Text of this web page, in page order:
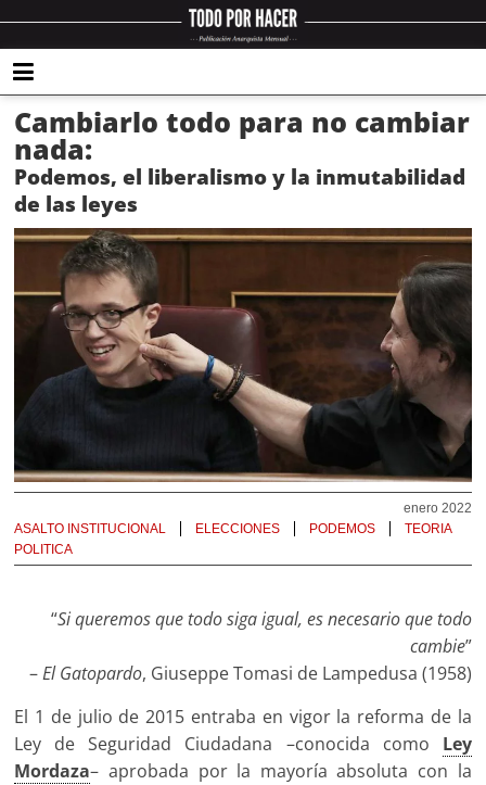
Cambiarlo todo para no cambiar
nada:
Podemos, el liberalismo y la inmutabilidad
de las leyes
enero 2022
ASALTO INSTITUCIONAL
ELECCIONES PODEMOS
TEORIA
POLITICA
“Si queremos que todo siga igual, es necesario que todo
cambie”
–El Gatopardo, Giuseppe Tomasi de Lampedusa (1958)
El 1 de julio de 2015 entraba en vigor la reforma de la
Ley de Seguridad Ciudadana –conocida como Ley
Mordaza– aprobada por la mayoría absoluta con la